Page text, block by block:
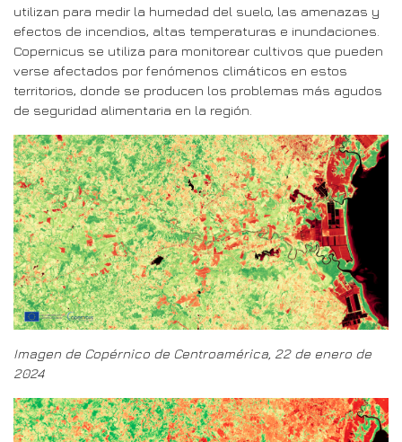
utilizan para medir la humedad del suelo, las amenazas y
efectos de incendios, altas temperaturas e inundaciones.
Copernicus se utiliza para monitorear cultivos que pueden
verse afectados por fenómenos climáticos en estos
territorios, donde se producen los problemas más agudos
de seguridad alimentaria en la región.
Imagen de Copérnico de Centroamérica, 22 de enero de
2024